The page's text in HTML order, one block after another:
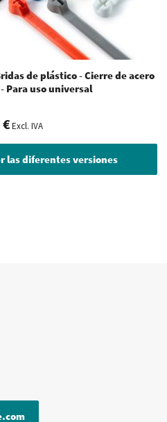
de plástico - Cierre de acero
Para uso universal
Excl. IVA
las diferentes versiones